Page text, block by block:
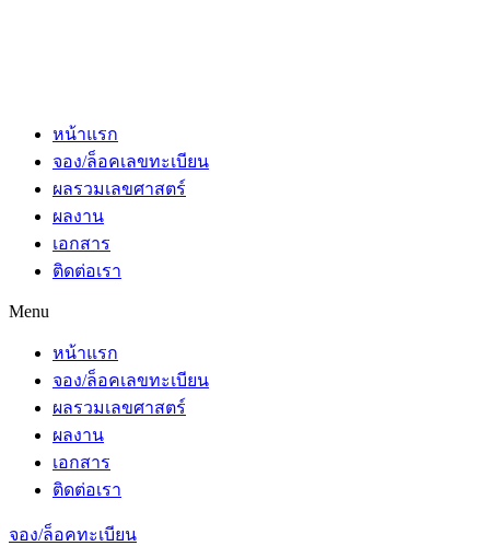
หน้าแรก
จอง/ล็อคเลขทะเบียน
ผลรวมเลขศาสตร์
ผลงาน
เอกสาร
ติดต่อเรา
Menu
หน้าแรก
จอง/ล็อคเลขทะเบียน
ผลรวมเลขศาสตร์
ผลงาน
เอกสาร
ติดต่อเรา
จอง/ล็อคทะเบียน